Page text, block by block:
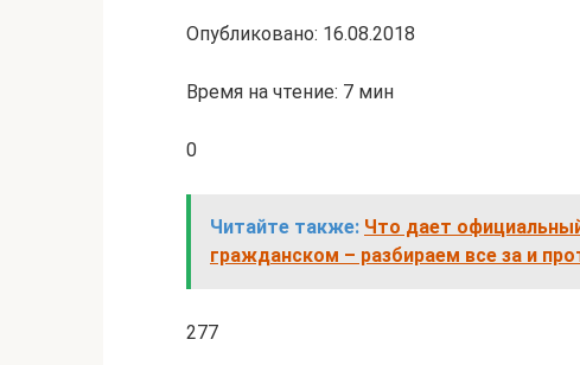
Опубликовано: 16.08.2018
Время на чтение: 7 мин
0
Читайте также: Что дает
гражданском – разбираем все за и
277